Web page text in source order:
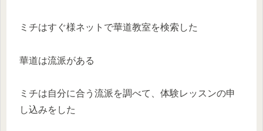
ミチはすぐ様ネットで華道教室を検索した
華道は流派がある
ミチは自分に合う流派を調べて、体験レッスンの申
し込みをした